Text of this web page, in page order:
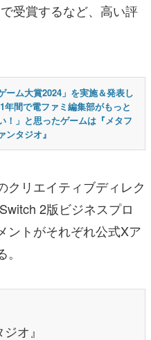
受賞するなど、高い評
ーム大賞2024」を実施＆発表し
年間で電ファミ編集部がもっと
！」と思ったゲームは『メタフ
ンタジオ』
クリエイティブディレク
2版ビジネスプロ
ントがそれぞれ公式Xア
オ』